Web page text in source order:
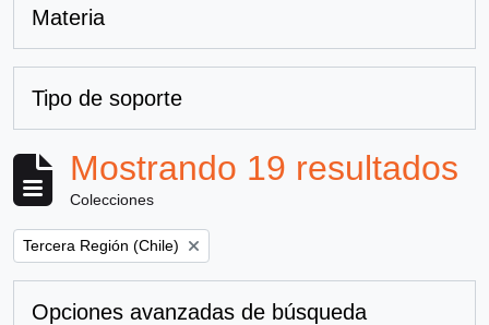
Materia
Tipo de soporte
Mostrando 19 resultados
Colecciones
Remove filter:
Tercera Región (Chile)
Opciones avanzadas de búsqueda